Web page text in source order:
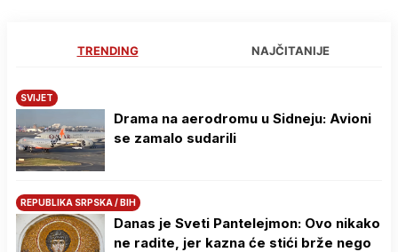
TRENDING NAJČITANIJE
SVIJET
Drama na aerodromu u Sidneju: Avioni
se zamalo sudarili
REPUBLIKA SRPSKA / BIH
Danas je Sveti Pantelejmon: Ovo nikako
ne radite, jer kazna će stići brže nego